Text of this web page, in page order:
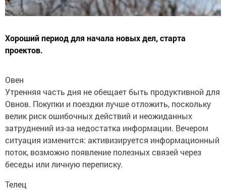
Хороший период для начала новых дел, старта
проектов.
Овен
Утренняя часть дня не обещает быть продуктивной для
Овнов. Покупки и поездки лучше отложить, поскольку
велик риск ошибочных действий и неожиданных
затруднений из-за недостатка информации. Вечером
ситуация изменится: активизируется информационный
поток, возможно появление полезных связей через
беседы или личную переписку.
Телец